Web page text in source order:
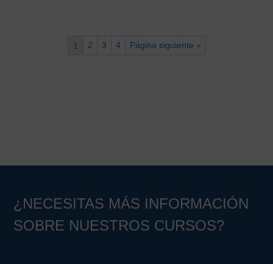
1 2 3 4 Página siguiente »
¿NECESITAS MÁS INFORMACIÓN
SOBRE NUESTROS CURSOS?